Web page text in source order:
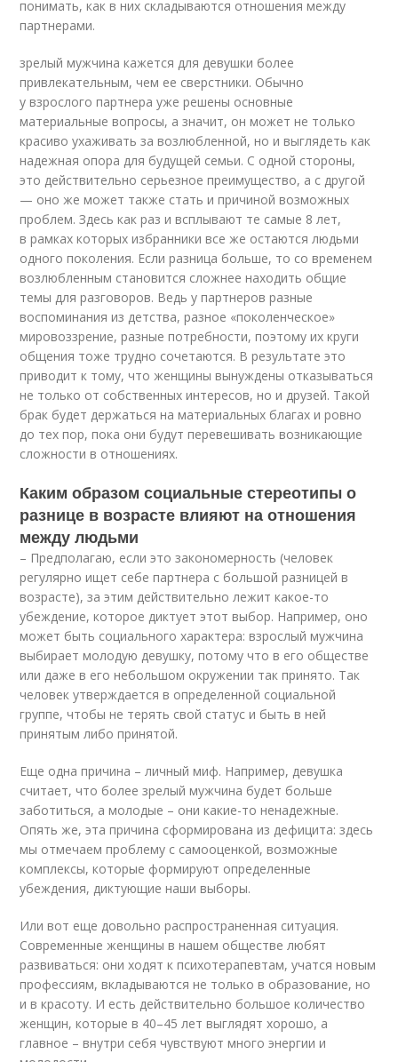
понимать, как в них складываются отношения между
партнерами.
зрелый мужчина кажется для девушки более
привлекательным, чем ее сверстники. Обычно
у взрослого партнера уже решены основные
материальные вопросы, а значит, он может не только
красиво ухаживать за возлюбленной, но и выглядеть как
надежная опора для будущей семьи. С одной стороны,
это действительно серьезное преимущество, а с другой
— оно же может также стать и причиной возможных
проблем. Здесь как раз и всплывают те самые 8 лет,
в рамках которых избранники все же остаются людьми
одного поколения. Если разница больше, то со временем
возлюбленным становится сложнее находить общие
темы для разговоров. Ведь у партнеров разные
воспоминания из детства, разное «поколенческое»
мировоззрение, разные потребности, поэтому их круги
общения тоже трудно сочетаются. В результате это
приводит к тому, что женщины вынуждены отказываться
не только от собственных интересов, но и друзей. Такой
брак будет держаться на материальных благах и ровно
до тех пор, пока они будут перевешивать возникающие
сложности в отношениях.
Каким образом социальные стереотипы о
разнице в возрасте влияют на отношения
между людьми
– Предполагаю, если это закономерность (человек
регулярно ищет себе партнера с большой разницей в
возрасте), за этим действительно лежит какое-то
убеждение, которое диктует этот выбор. Например, оно
может быть социального характера: взрослый мужчина
выбирает молодую девушку, потому что в его обществе
или даже в его небольшом окружении так принято. Так
человек утверждается в определенной социальной
группе, чтобы не терять свой статус и быть в ней
принятым либо принятой.
Еще одна причина – личный миф. Например, девушка
считает, что более зрелый мужчина будет больше
заботиться, а молодые – они какие-то ненадежные.
Опять же, эта причина сформирована из дефицита: здесь
мы отмечаем проблему с самооценкой, возможные
комплексы, которые формируют определенные
убеждения, диктующие наши выборы.
Или вот еще довольно распространенная ситуация.
Современные женщины в нашем обществе любят
развиваться: они ходят к психотерапевтам, учатся новым
профессиям, вкладываются не только в образование, но
и в красоту. И есть действительно большое количество
женщин, которые в 40–45 лет выглядят хорошо, а
главное – внутри себя чувствуют много энергии и